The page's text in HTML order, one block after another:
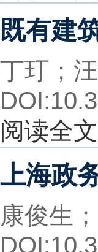
既有建
丁玎；
阅读全文
上海政
康俊生